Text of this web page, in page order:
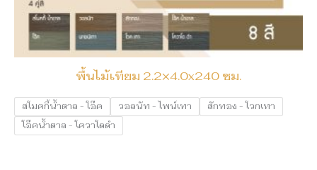
พื้นไม้เทียม 2.2×4.0x240 ซม.
สโมคกี้น้ำตาล - โอ๊ค วอลนัท - ไพน์เทา
สักทอง - โวกเทา
โอ๊คน้ำตาล - โควาโดดำ